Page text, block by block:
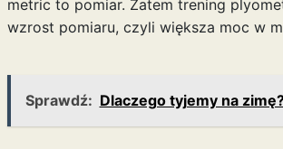
metric to pomiar. Zatem trening
wzrost pomiaru, czyli większa moc w
Sprawdź: Dlaczego tyjemy na